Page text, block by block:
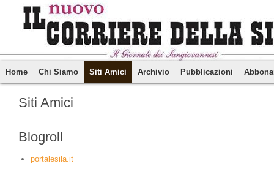
Home Chi Siamo Siti Amici Archivio Pubblicazioni
Siti Amici
Blogroll
portalesila.it